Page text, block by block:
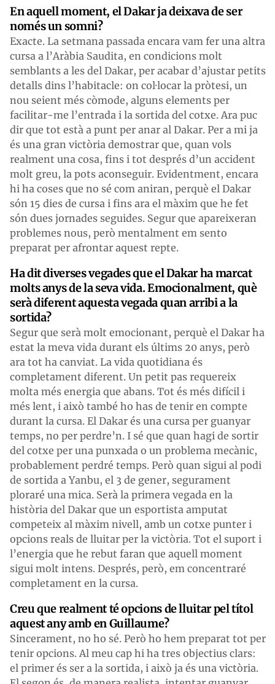
En aquell moment, el Dakar ja deixava de ser
només un somni?
Exacte. La setmana passada encara vam fer una altra
cursa a l’Aràbia Saudita, en condicions molt
semblants a les del Dakar, per acabar d’ajustar petits
detalls dins l’habitacle: on col·locar la pròtesi, un
nou seient més còmode, alguns elements per
facilitar-me l’entrada i la sortida del cotxe. Ara puc
dir que tot està a punt per anar al Dakar. Per a mi ja
és una gran victòria demostrar que, quan vols
realment una cosa, fins i tot després d’un accident
molt greu, la pots aconseguir. Evidentment, encara
hi ha coses que no sé com aniran, perquè el Dakar
són 15 dies de cursa i fins ara el màxim que he fet
són dues jornades seguides. Segur que apareixeran
problemes nous, però mentalment em sento
preparat per afrontar aquest repte.
Ha dit diverses vegades que el Dakar ha marcat
molts anys de la seva vida. Emocionalment, què
serà diferent aquesta vegada quan arribi a la
sortida?
Segur que serà molt emocionant, perquè el Dakar ha
estat la meva vida durant els últims 20 anys, però
ara tot ha canviat. La vida quotidiana és
completament diferent. Un petit pas requereix
molta més energia que abans. Tot és més difícil i
més lent, i això també ho has de tenir en compte
durant la cursa. El Dakar és una cursa per guanyar
temps, no per perdre’n. I sé que quan hagi de sortir
del cotxe per una punxada o un problema mecànic,
probablement perdré temps. Però quan sigui al podi
de sortida a Yanbu, el 3 de gener, segurament
ploraré una mica. Serà la primera vegada en la
història del Dakar que un esportista amputat
competeix al màxim nivell, amb un cotxe punter i
opcions reals de lluitar per la victòria. Tot el suport i
l’energia que he rebut faran que aquell moment
sigui molt intens. Després, però, em concentraré
completament en la cursa.
Creu que realment té opcions de lluitar pel títol
aquest any amb en Guillaume?
Sincerament, no ho sé. Però ho hem preparat tot per
tenir opcions. Al meu cap hi ha tres objectius clars:
el primer és ser a la sortida, i això ja és una victòria.